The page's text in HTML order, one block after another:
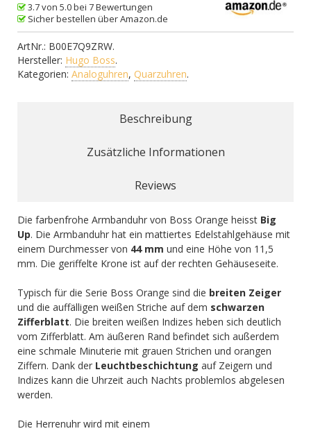
3.7 von 5.0 bei 7 Bewertungen
Sicher bestellen über Amazon.de
ArtNr.: B00E7Q9ZRW.
Hersteller: Hugo Boss.
Kategorien: Analoguhren, Quarzuhren.
Beschreibung
Zusätzliche Informationen
Reviews
Die farbenfrohe Armbanduhr von Boss Orange heisst Big
Up. Die Armbanduhr hat ein mattiertes Edelstahlgehäuse mit
einem Durchmesser von 44 mm und eine Höhe von 11,5
mm. Die geriffelte Krone ist auf der rechten Gehäuseseite.
Typisch für die Serie Boss Orange sind die breiten Zeiger
und die auffälligen weißen Striche auf dem schwarzen
Zifferblatt. Die breiten weißen Indizes heben sich deutlich
vom Zifferblatt. Am äußeren Rand befindet sich außerdem
eine schmale Minuterie mit grauen Strichen und orangen
Ziffern. Dank der Leuchtbeschichtung auf Zeigern und
Indizes kann die Uhrzeit auch Nachts problemlos abgelesen
werden.
Die Herrenuhr wird mit einem